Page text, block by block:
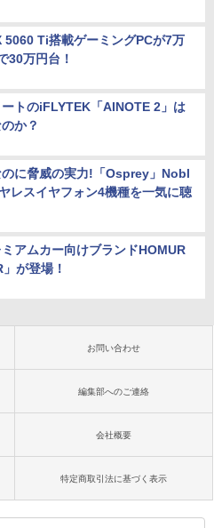
5060 Ti搭載ゲーミングPCが7万
30万円台！
トのiFLYTEK「AINOTE 2」は
か？
のに脅威の実力!「Osprey」Nobl
レスイヤフォン4機種を一気に聴
アムカー向けブランドHOMUR
が登場！
お問い合わせ
編集部へのご連絡
会社概要
特定商取引法に基づく表示